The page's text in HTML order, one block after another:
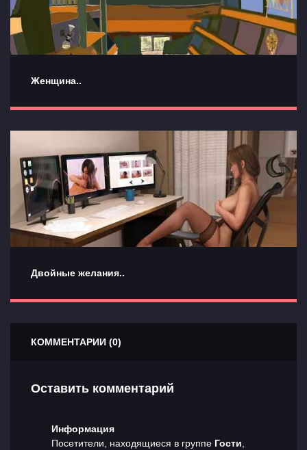
Женщина..
Двойные желания..
КОММЕНТАРИИ (0)
Оставить комментарий
Информация
Посетители, находящиеся в группе Гости